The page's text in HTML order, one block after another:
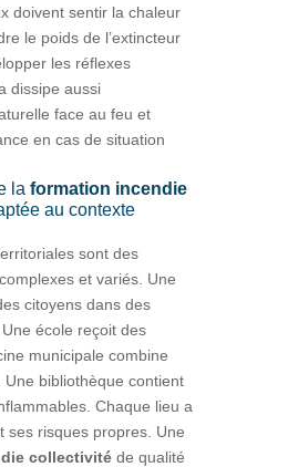
doivent sentir la chaleur
le poids de l’extincteur
les réflexes
dissipe aussi
face au feu et
en cas de situation
la formation incendie
au contexte
sont des
et variés. Une
citoyens dans des
école reçoit des
municipale combine
bibliothèque contient
Chaque lieu a
ses risques propres. Une
collectivitéde qualité